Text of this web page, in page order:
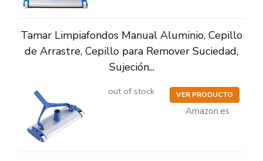
Tamar Limpiafondos Manual Aluminio, Cepillo
de Arrastre, Cepillo para Remover Suciedad,
Sujeción...
out of stock VER PRODUCTO
Amazon.es